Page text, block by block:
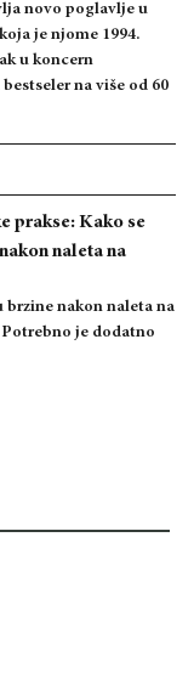
novo poglavlje u
je njome 1994.
u koncern
na više od 60
prakse: Kako se
naleta na
brzine nakon naleta na
je dodatno